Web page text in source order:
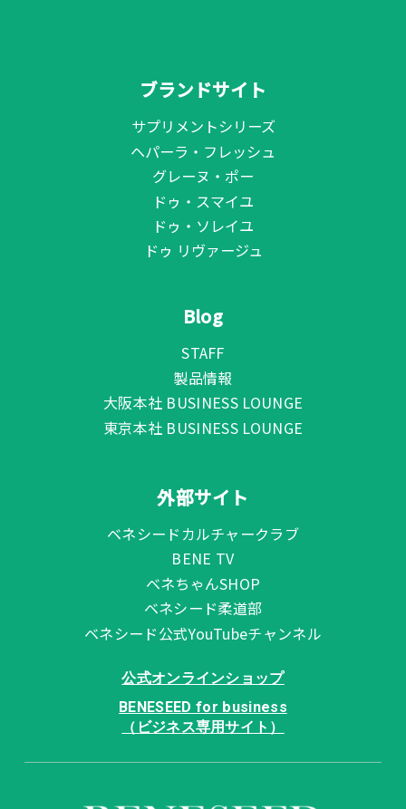
ブランドサイト
サプリメントシリーズ
ヘパーラ・フレッシュ
グレーヌ・ポー
ドゥ・スマイユ
ドゥ・ソレイユ
ドゥ リヴァージュ
Blog
STAFF
製品情報
大阪本社 BUSINESS LOUNGE
東京本社 BUSINESS LOUNGE
外部サイト
ベネシードカルチャークラブ
BENE TV
ベネちゃんSHOP
ベネシード柔道部
ベネシード公式YouTubeチャンネル
公式オンラインショップ
BENESEED for business
（ビジネス専用サイト）